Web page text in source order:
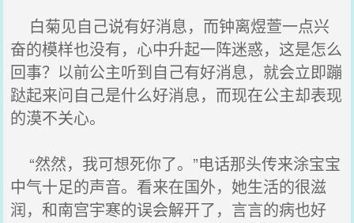
白菊见自己说有好消息，而钟离煜萱一点兴
奋的模样也没有，心中升起一阵迷惑，这是怎么
回事？以前公主听到自己有好消息，就会立即蹦
跶起来问自己是什么好消息，而现在公主却表现
的漠不关心。
“然然，我可想死你了。”电话那头传来涂宝宝
中气十足的声音。看来在国外，她生活的很滋
润，和南宫宇寒的误会解开了，言言的病也好